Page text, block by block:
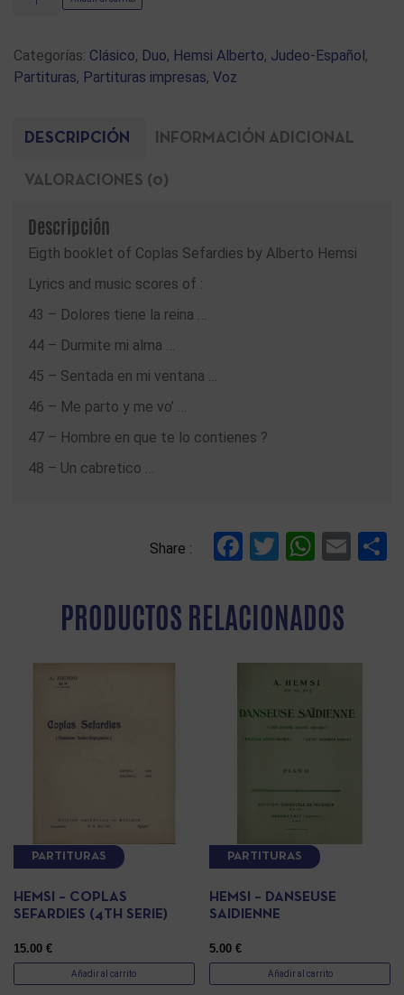
Categorías: Clásico, Duo, Hemsi Alberto, Judeo-Español ,
Partituras, Partituras impresas, Voz
DESCRIPCIÓN INFORMACIÓN ADICIONAL
VALORACIONES (0)
Descripción
Eigth booklet of Coplas Sefardies by Alberto Hemsi
Lyrics and music scores of :
43 – Dolores tiene la reina …
44 – Durmite mi alma …
45 – Sentada en mi ventana …
46 – Me parto y me vo’ …
47 – Hombre en que te lo contienes ?
48 – Un cabretico …
Share : Facebook
Twitter
PRODUCTOS RELACIONADOS
PARTITURAS
HEMSI – COPLAS
SEFARDIES (4TH SERIE)
15.00 €
Añadir al carrito
PARTITURAS
HEMSI – DANSEUSE
SAIDIENNE
5.00€
Añadir al carrito